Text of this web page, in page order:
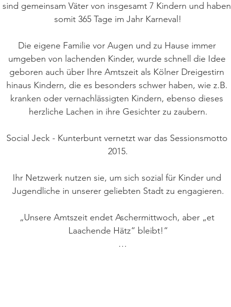
sind gemeinsam Väter von insgesamt 7 Kindern und haben
somit 365 Tage im Jahr Karneval!
Die eigene Familie vor Augen und zu Hause immer
umgeben von lachenden Kinder, wurde schnell die Idee
geboren auch über Ihre Amtszeit als Kölner Dreigestirn
hinaus Kindern, die es besonders schwer haben, wie z.B.
kranken oder vernachlässigten Kindern, ebenso dieses
herzliche Lachen in ihre Gesichter zu zaubern.
Social Jeck - Kunterbunt vernetzt war das Sessionsmotto
2015.
Ihr Netzwerk nutzen sie, um sich sozial für Kinder und
Jugendliche in unserer geliebten Stadt zu engagieren.
„Unsere Amtszeit endet Aschermittwoch, aber „et
Laachende Hätz“ bleibt!“